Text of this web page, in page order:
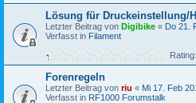
Lösung für Druckeinstellung/
Letzter Beitrag von Digibike « Do 21.
Verfasst in Filament
Forenregeln
Letzter Beitrag von riu « Mi 17. Feb
Verfasst in RF1000 Forumstalk